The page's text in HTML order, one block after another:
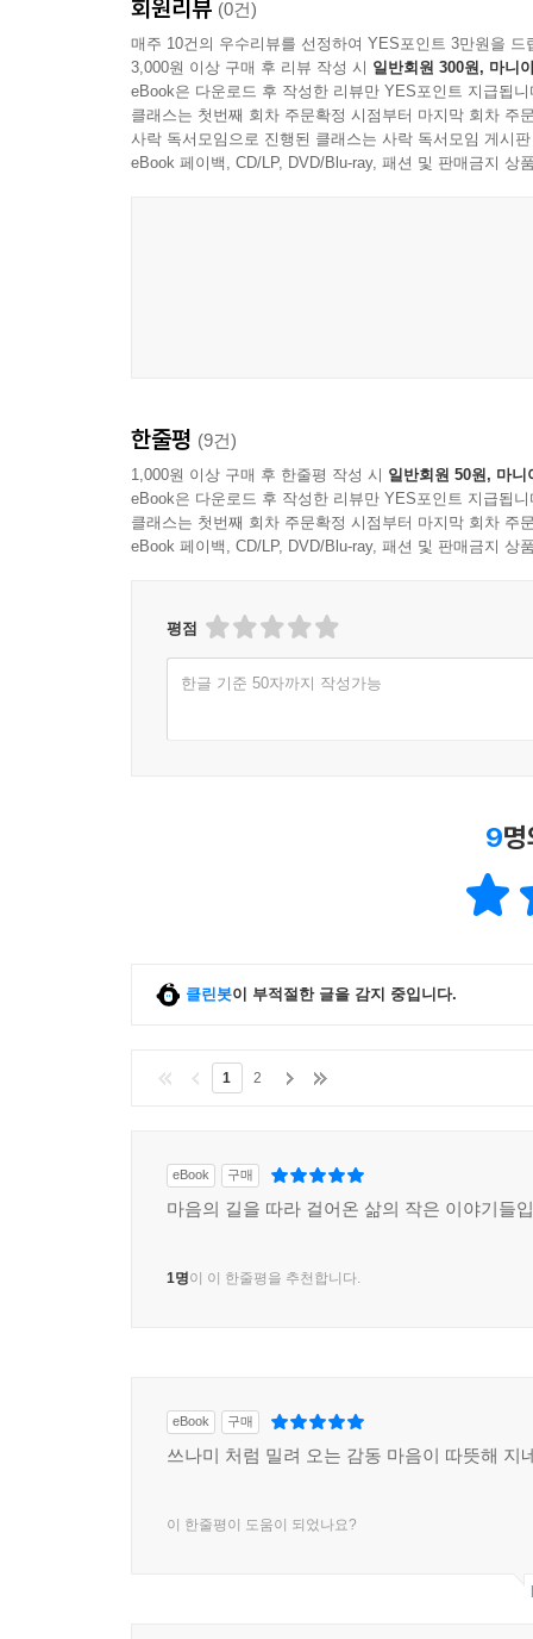
10. 선생님처럼 사랑하겠습니다
넷, 지혜의 오솔길
1. 진정한 천국이란?
2. 예술의 최고 경지는 무욕
1. 15살 중학생의 기도(1981년 )
2. 17살 고등학생의 기도(1983년)
3. 19살 대학생의 기도(1986년)
5. 21살 대학생의 기도(1988년)
6. 22살 대학생의 기도(1989년)
7. 23살 사회인의 기도(1990년)
9. 56살 중년의 기도(2023년)
회원리뷰 (0건)
매주 10건의 우수리뷰를 선정하여 YES포인트 3만원을 드
3,000원 이상 구매 후 리뷰 작성 시 일반회원 300원, 마니
eBook은 다운로드 후 작성한 리뷰만 YES포인트 지급됩니
클래스는 첫번째 회차 주문확정 시점부터 마지막 회차 주
사락 독서모임으로 진행된 클래스는 사락 독서모임 게시
eBook 페이백, CD/LP, DVD/Blu-ray, 패션 및 판매금지 상
한줄평 (9건)
1,000원 이상 구매 후 한줄평 작성 시 일반회원 50원, 마니
eBook은 다운로드 후 작성한 리뷰만 YES포인트 지급됩니
클래스는 첫번째 회차 주문확정 시점부터 마지막 회차 주
eBook 페이백, CD/LP, DVD/Blu-ray, 패션 및 판매금지 상
평점
한글 기준 50자까지 작성가능
9
클린봇이 부적절한 글을 감지 중입니다.
1 2
eBook 구매
마음의 길을 따라 걸어온 삶의 작은 이야기들
1명이 이 한줄평을 추천합니다.
eBook 구매
쓰나미 처럼 밀려 오는 감동 마음이 따뜻해 지
이 한줄평이 도움이 되었나요?